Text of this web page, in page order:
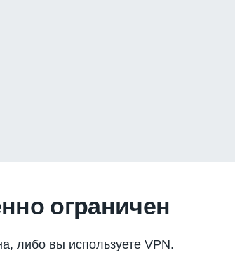
ограничен
либо вы используете VPN.